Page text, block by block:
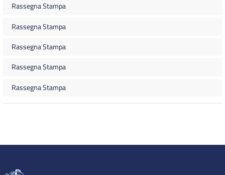
Rassegna Stampa
Rassegna Stampa
Rassegna Stampa
Rassegna Stampa
Rassegna Stampa